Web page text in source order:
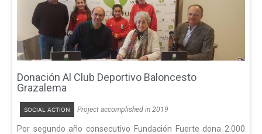
Donación Al Club Deportivo Baloncesto
Grazalema
SOCIAL ACTION Project accomplished in 2019
Por segundo año consecutivo Fundación Fuerte dona 2.000